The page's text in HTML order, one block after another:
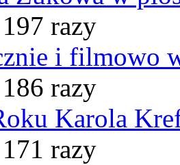
razy
i filmowo
razy
Karola
razy